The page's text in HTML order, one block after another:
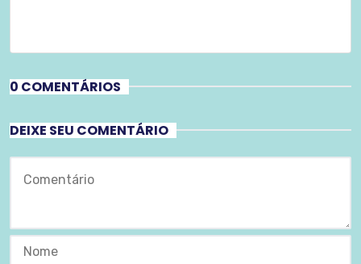
0 COMENTÁRIOS
DEIXE SEU COMENTÁRIO